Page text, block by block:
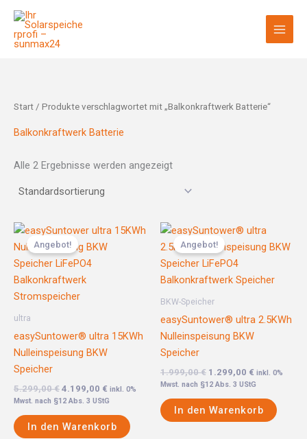
Zum
Inhalt
springen
Start / Produkte verschlagwortet mit „Balkonkraftwerk Batterie“
Balkonkraftwerk Batterie
Alle 2 Ergebnisse werden angezeigt
Angebot!
ultra
easySuntower® ultra 15KWh
Nulleinspeisung BKW
Speicher
5.299,00€
Ursprünglicher
Preis
war:
5.299,00 €
4.199,00 €
Aktueller
inkl. 0%
Mwst. nach §12 Abs. 3 UStG
In den Warenkorb
Angebot!
BKW-Speicher
easySuntower® ultra 2.5KWh
Nulleinspeisung BKW
Speicher
1.999,00€
Ursprünglicher
Preis
war:
1.999,00 €
1.299,00 €
Aktueller
ist:
inkl. 0%
Mwst. nach §12 Abs. 3 UStG
In den Warenkorb